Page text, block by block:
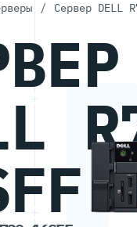
/ Сервер DELL